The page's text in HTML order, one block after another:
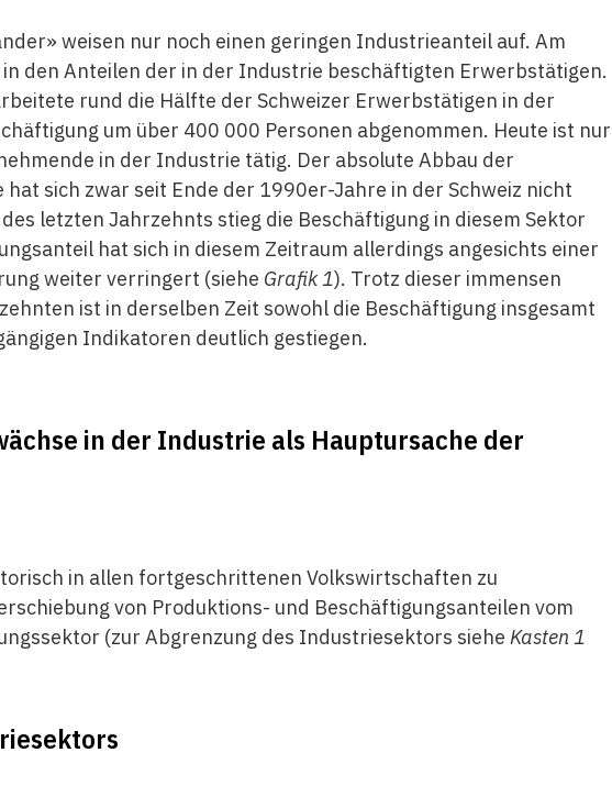
weisen nur noch einen geringen Industrieanteil auf. Am
den Anteilen der in der Industrie beschäftigten Erwerbstätigen.
rund die Hälfte der Schweizer Erwerbstätigen in der
um über 400 000 Personen abgenommen. Heute ist nur
in der Industrie tätig. Der absolute Abbau der
sich zwar seit Ende der 1990er-Jahre in der Schweiz nicht
letzten Jahrzehnts stieg die Beschäftigung in diesem Sektor
hat sich in diesem Zeitraum allerdings angesichts einer
weiter verringert (siehe Grafik 1). Trotz dieser immensen
ist in derselben Zeit sowohl die Beschäftigung insgesamt
Indikatoren deutlich gestiegen.
in der Industrie als Hauptursache der
in allen fortgeschrittenen Volkswirtschaften zu
von Produktions- und Beschäftigungsanteilen vom
(zur Abgrenzung des Industriesektors sieheKasten 1